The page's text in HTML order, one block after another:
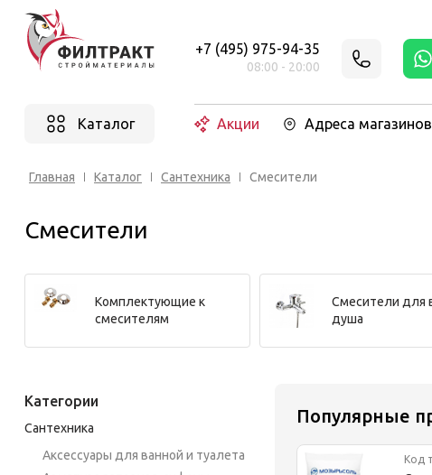
+7 (495) 975-94-35
08:00 - 20:00
Каталог Акции Адреса магазинов
Главная Каталог Сантехника Смесители
Смесители
Комплектующие к
смесителям
Смесители для
душа
Категории
Сантехника
Аксессуары для ванной и туалета
Популярные
Код